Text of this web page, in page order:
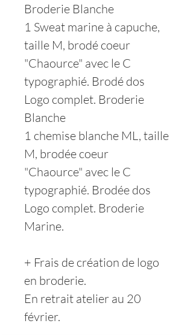
Broderie Blanche
1 Sweat marine à capuche,
taille M, brodé coeur
"Chaource" avec le C
typographié. Brodé dos
Logo complet. Broderie
Blanche
1 chemise blanche ML, taille
M, brodée coeur
"Chaource" avec le C
typographié. Brodée dos
Logo complet. Broderie
Marine.
+ Frais de création de logo
en broderie.
En retrait atelier au 20
février.